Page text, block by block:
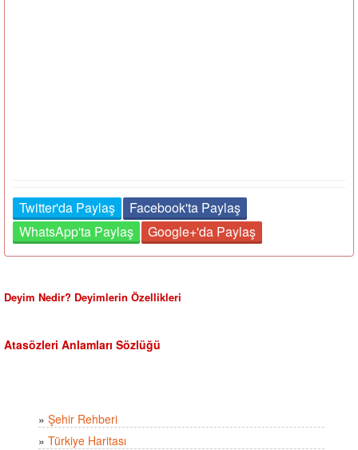
Twitter'da Paylaş
Facebook'ta Paylaş
WhatsApp'ta Paylaş
Google+'da Paylaş
Deyim Nedir? Deyimlerin Özellikleri
Atasözleri Anlamları Sözlüğü
» Şehir Rehberi
» Türkiye Haritası